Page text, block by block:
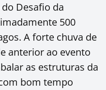
Desafio da
500
A forte chuva de
anterior ao evento
as estruturas da
bom tempo